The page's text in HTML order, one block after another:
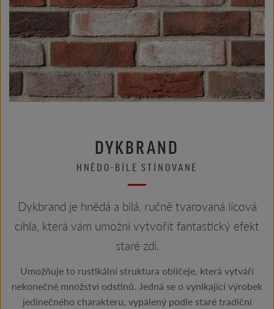
DYKBRAND
HNĚDO-BÍLE STÍNOVANÉ
Dykbrand je hnědá a bílá, ručně tvarovaná lícová
cihla, která vám umožní vytvořit fantastický efekt
staré zdi.
Umožňuje to rustikální struktura obličeje, která vytváří
nekonečné množství odstínů. Jedná se o vynikající výrobek
jedinečného charakteru, vypálený podle staré tradiční